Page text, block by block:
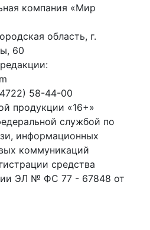
компания «Мир
область, г.
60
58-44-00
продукции «16+»
службой по
информационных
коммуникаций
средства
ЭЛ № ФС 77 - 67848 от